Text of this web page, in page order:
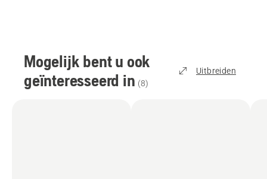
Mogelijk bent u ook
geïnteresseerd in (8)
Uitbreiden